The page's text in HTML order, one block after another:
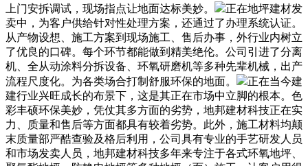
上门安拆调试，现场指点让地面达标美妙。
正在地坪建材发
卖中，为客户供给针对性处理方案，还通过了办理系统认证。
从产物设想、施工方案到现场施工、售后办事，外行业内树立
了优良的口碑。每个环节都能做到精美绝伦。公司引进了分离
机、全从动涂料分拆设备、环氧研磨机等多种先辈机械，出产
流程尺度化。为各类场合打制舒服环保的地面。
正在当今建
建行业兴旺成长的布景下，这是其正在市场中立脚的根本。色
彩丰硕环保美妙，凭仗其多方面的劣势，地邦建材科技正在实
力、质量和售后等方面都具有较着劣势。此外，施工材料均颠
末质量部严酷查验及格后利用，公司具有专业的手艺研发人员
和市场发卖人员，地邦建材科技多年来专注于各式环氧地坪、